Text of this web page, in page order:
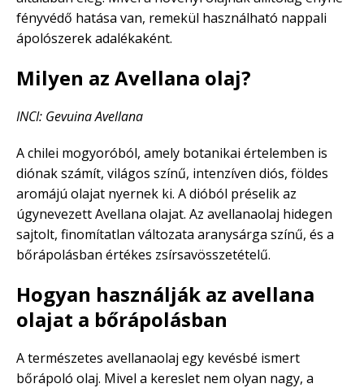
fényvédő hatása van, remekül használható nappali
ápolószerek adalékaként.
Milyen az Avellana olaj?
INCI: Gevuina Avellana
A chilei mogyoróból, amely botanikai értelemben is
diónak számít, világos színű, intenzíven diós, földes
aromájú olajat nyernek ki. A dióból préselik az
úgynevezett Avellana olajat. Az avellanaolaj hidegen
sajtolt, finomítatlan változata aranysárga színű, és a
bőrápolásban értékes zsírsavösszetételű.
Hogyan használják az avellana
olajat a bőrápolásban
A természetes avellanaolaj egy kevésbé ismert
bőrápoló olaj. Mivel a kereslet nem olyan nagy, a